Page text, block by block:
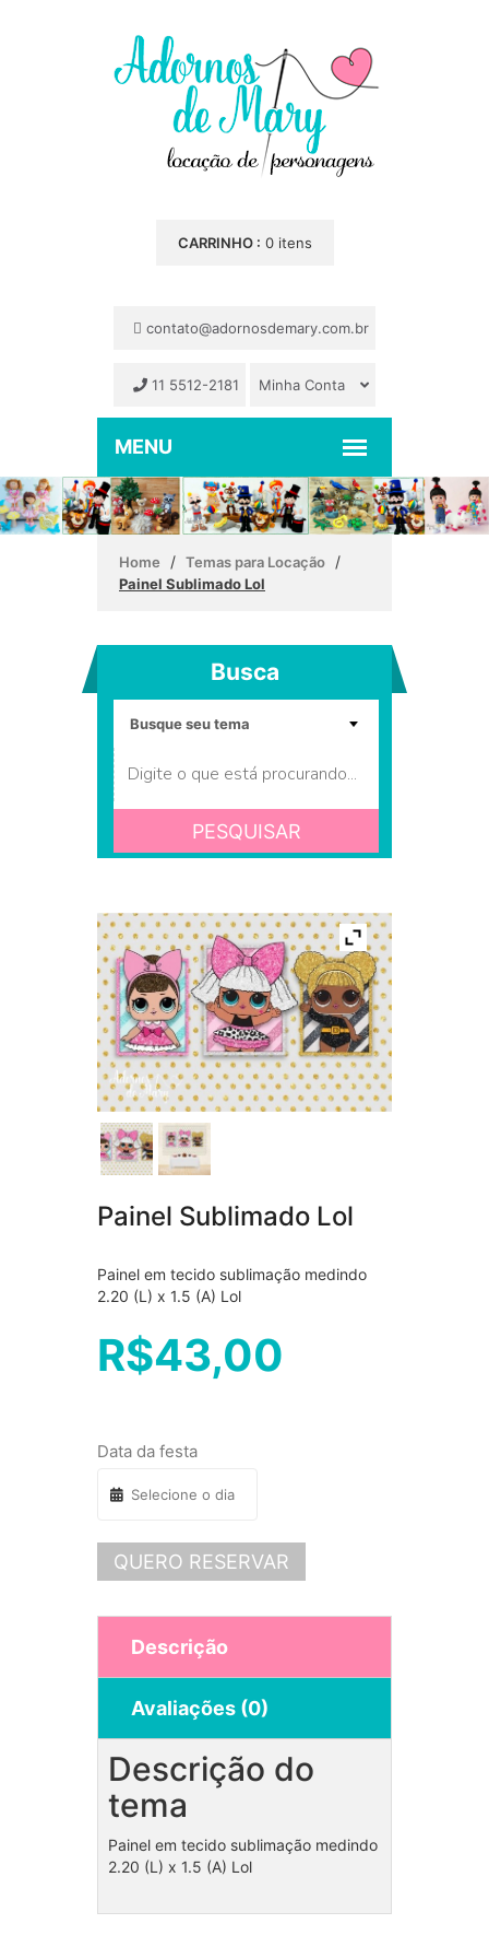
CARRINHO : 0 itens
contato@adornosdemary.com.br
11 5512-2181 Minha Conta
Home / Temas para Locação /
Painel Sublimado Lol
Busca
PESQUISAR
Painel Sublimado Lol
Painel em tecido sublimação medindo
2.20 (L) x 1.5 (A) Lol
R$43,00
Data da festa
QUERO RESERVAR
Descrição
Avaliações (0)
Descrição do
tema
Painel em tecido sublimação medindo
2.20 (L) x 1.5 (A) Lol